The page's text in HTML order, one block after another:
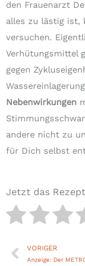
den Frauenarzt
alles zu lästig ist,
versuchen.
Verhütungsmittel
gegen
Nebenwirkungen
andere nicht zu
für Dich selbst
Jetzt das
Zurück
VORIGER